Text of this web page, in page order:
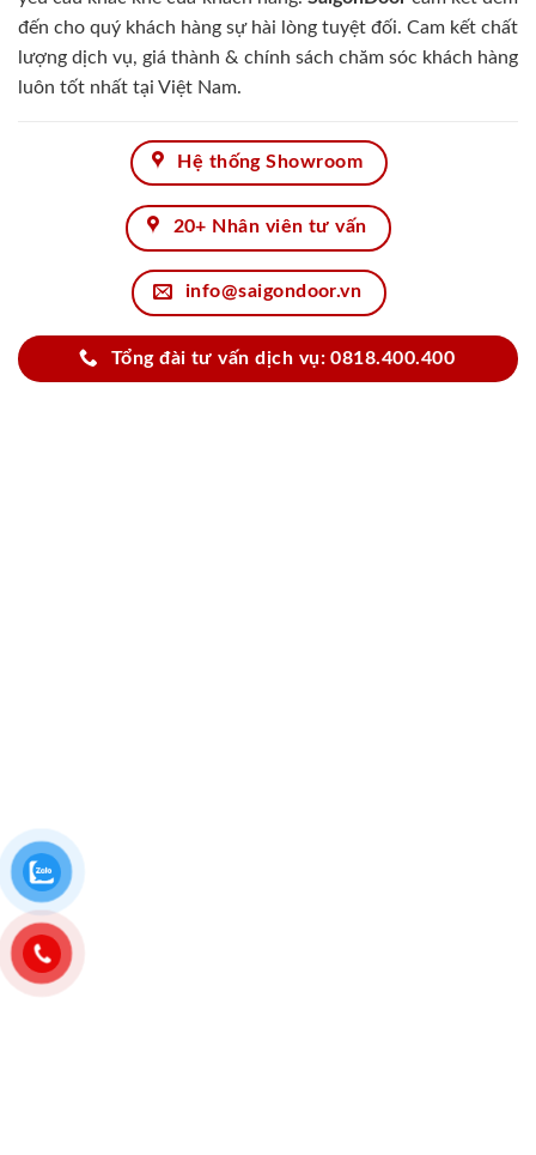
đến cho quý khách hàng sự hài lòng tuyệt đối. Cam kết chất
lượng dịch vụ, giá thành & chính sách chăm sóc khách hàng
luôn tốt nhất tại Việt Nam.
Hệ thống Showroom
20+ Nhân viên tư vấn
info@saigondoor.vn
Tổng đài tư vấn dịch vụ: 0818.400.400